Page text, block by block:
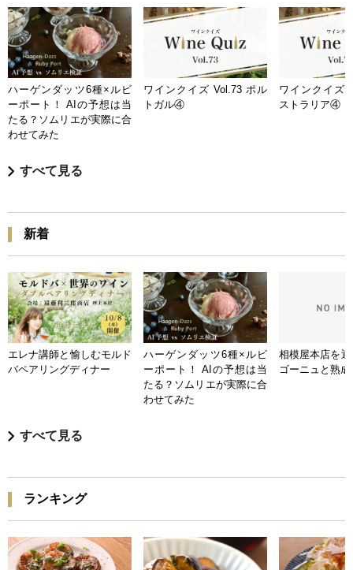
ハーゲンダッツ6種×ルビ
ーポート！ AIの予想は当
たる？ソムリエが実際に合
わせてみた
ワインクイズ Vol.73 ポル
トガル④
ワインクイズ
ストラリア④
すべて見る
新着
エレナ講師と愉しむモルド
バペアリングディナー
ハーゲンダッツ6種×ルビ
ーポート！ AIの予想は当
たる？ソムリエが実際に合
わせてみた
相模屋本店を
ゴーニュと熟
すべて見る
ランキング